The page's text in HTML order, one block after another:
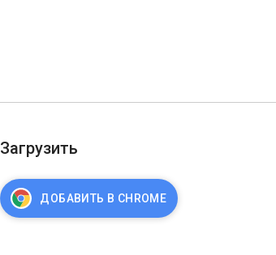
Загрузить
ДОБАВИТЬ В CHROME